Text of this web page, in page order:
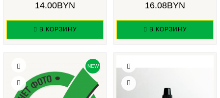
14.00BYN
В КОРЗИНУ
16.08BYN
В КОРЗИНУ
NEW